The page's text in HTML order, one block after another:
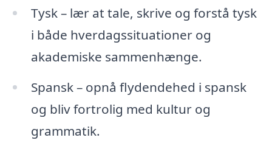
Tysk – lær at tale, skrive og forstå tysk
i både hverdagssituationer og
akademiske sammenhænge.
Spansk – opnå flydendehed i spansk
og bliv fortrolig med kultur og
grammatik.